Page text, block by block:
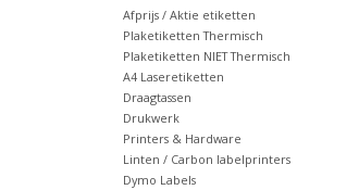
Afprijs / Aktie etiketten
Plaketiketten Thermisch
Plaketiketten NIET Thermisch
A4 Laseretiketten
Draagtassen
Drukwerk
Printers & Hardware
Linten / Carbon labelprinters
Dymo Labels